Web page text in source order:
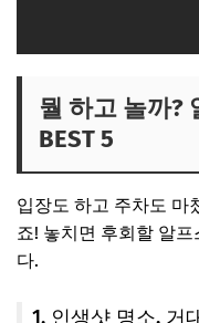
뭘 하고 놀까?
BEST 5
입장도 하고 주차도 마
죠! 놓치면 후회할 알
다.
1. 인생샷 명소, 거